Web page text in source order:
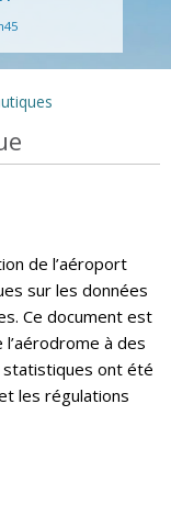
de l’aéroport
sur les données
Ce document est
à des
ont été
les régulations